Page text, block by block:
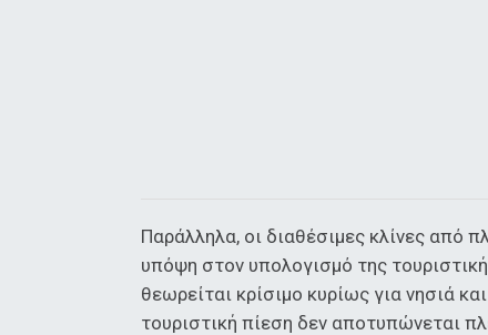
Παράλληλα, οι διαθέσιμες κλίνες από
υπόψη στον υπολογισμό της
θεωρείται κρίσιμο κυρίως για νησιά
τουριστική πίεση δεν αποτυπώνεται